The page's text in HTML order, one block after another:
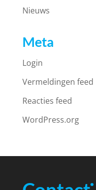
Nieuws
Meta
Login
Vermeldingen feed
Reacties feed
WordPress.org